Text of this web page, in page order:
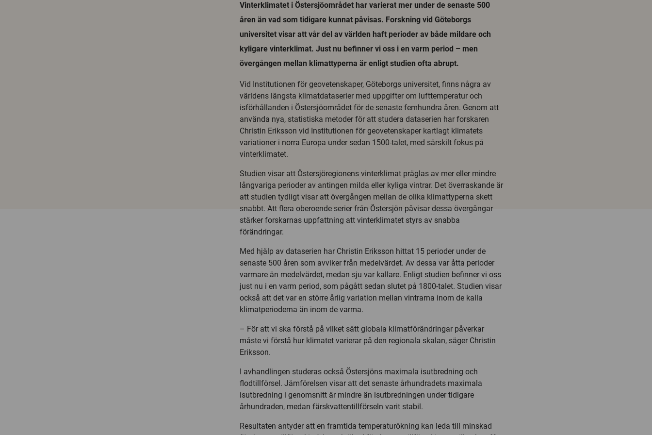
Vinterklimatet i Östersjöområdet har varierat mer under de senaste 500
åren än vad som tidigare kunnat påvisas. Forskning vid Göteborgs
universitet visar att vår del av världen haft perioder av både mildare och
kyligare vinterklimat. Just nu befinner vi oss i en varm period – men
övergången mellan klimattyperna är enligt studien ofta abrupt.
Vid Institutionen för geovetenskaper, Göteborgs universitet, finns några av
världens längsta klimatdataserier med uppgifter om lufttemperatur och
isförhållanden i Östersjöområdet för de senaste femhundra åren. Genom att
använda nya, statistiska metoder för att studera dataserien har forskaren
Christin Eriksson vid Institutionen för geovetenskaper kartlagt klimatets
variationer i norra Europa under sedan 1500-talet, med särskilt fokus på
vinterklimatet.
Studien visar att Östersjöregionens vinterklimat präglas av mer eller mindre
långvariga perioder av antingen milda eller kyliga vintrar. Det överraskande är
att studien tydligt visar att övergången mellan de olika klimattyperna skett
snabbt. Att flera oberoende serier från Östersjön påvisar dessa övergångar
stärker forskarnas uppfattning att vinterklimatet styrs av snabba
förändringar.
Med hjälp av dataserien har Christin Eriksson hittat 15 perioder under de
senaste 500 åren som avviker från medelvärdet. Av dessa var åtta perioder
varmare än medelvärdet, medan sju var kallare. Enligt studien befinner vi oss
just nu i en varm period, som pågått sedan slutet på 1800-talet. Studien visar
också att det var en större årlig variation mellan vintrarna inom de kalla
klimatperioderna än inom de varma.
– För att vi ska förstå på vilket sätt globala klimatförändringar påverkar
måste vi förstå hur klimatet varierar på den regionala skalan, säger Christin
Eriksson.
I avhandlingen studeras också Östersjöns maximala isutbredning och
flodtillförsel. Jämförelsen visar att det senaste århundradets maximala
isutbredning i genomsnitt är mindre än isutbredningen under tidigare
århundraden, medan färskvattentillförseln varit stabil.
Resultaten antyder att en framtida temperaturökning kan leda till minskad